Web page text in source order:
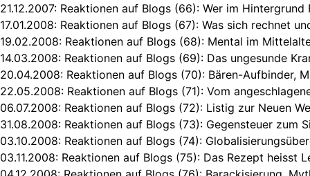
21.12.2007: Reaktionen auf Blogs (66): Wer im Hintergrund
17.01.2008: Reaktionen auf Blogs (67): Was sich rechnet
19.02.2008: Reaktionen auf Blogs (68): Mental im
14.03.2008: Reaktionen auf Blogs (69): Das ungesunde
20.04.2008: Reaktionen auf Blogs (70): Bären-Aufbinder,
22.05.2008: Reaktionen auf Blogs (71): Vom
06.07.2008: Reaktionen auf Blogs (72): Listig zur Neuen
31.08.2008: Reaktionen auf Blogs (73): Gegensteuer zum
03.10.2008: Reaktionen auf Blogs (74):
03.11.2008: Reaktionen auf Blogs (75): Das Rezept heisst